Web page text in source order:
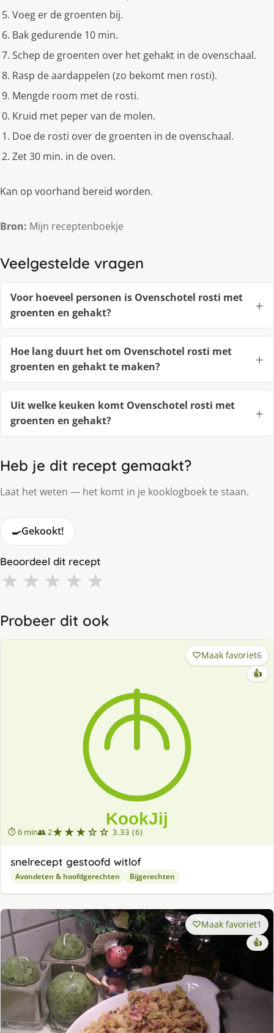
Voeg er de groenten bij.
Bak gedurende 10 min.
Schep de groenten over het gehakt in de ovenschaal.
Rasp de aardappelen (zo bekomt men rosti).
Mengde room met de rosti.
Kruid met peper van de molen.
Doe de rosti over de groenten in de ovenschaal.
Zet 30 min. in de oven.
Kan op voorhand bereid worden.
Bron: Mijn receptenboekje
Veelgestelde vragen
Voor hoeveel personen is Ovenschotel rosti met
groenten en gehakt?
Hoe lang duurt het om Ovenschotel rosti met
groenten en gehakt te maken?
Uit welke keuken komt Ovenschotel rosti met
groenten en gehakt?
Heb je dit recept gemaakt?
Laat het weten — het komt in je kooklogboek te staan.
🍳Gekookt!
Beoordeel dit recept
★ ★ ★ ★ ★
Probeer dit ook
⏱ 6 min👥 2★★★☆☆ 3.33 (6)
Maak favoriet6
👍
snelrecept gestoofd witlof
Avondeten & hoofdgerechten Bijgerechten
Maak favoriet1
👍